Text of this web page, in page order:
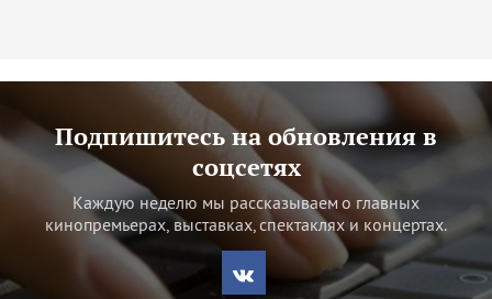
Подпишитесь на обновления в
соцсетях
Каждую неделю мы рассказываем о главных
кинопремьерах, выставках, спектаклях и концертах.